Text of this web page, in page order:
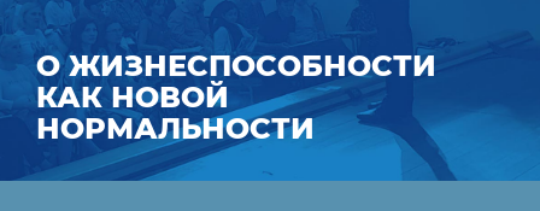
О ЖИЗНЕСПОСОБНОСТИ
КАК НОВОЙ
НОРМАЛЬНОСТИ